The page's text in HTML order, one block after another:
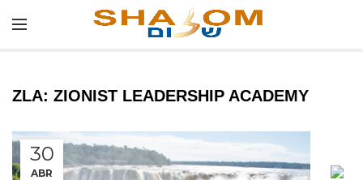
ZLA: ZIONIST LEADERSHIP ACADEMY
30
ABR